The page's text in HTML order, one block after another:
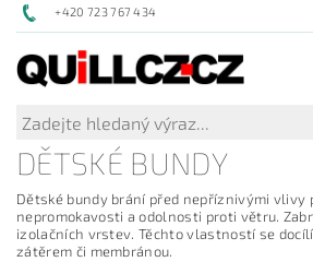
+420 723 767 434
DĚTSKÉ BUNDY
Dětské bundy brání před nepříznivými vlivy
nepromokavosti a odolnosti proti větru.
izolačních vrstev. Těchto vlastností se
zátěrem či membránou.